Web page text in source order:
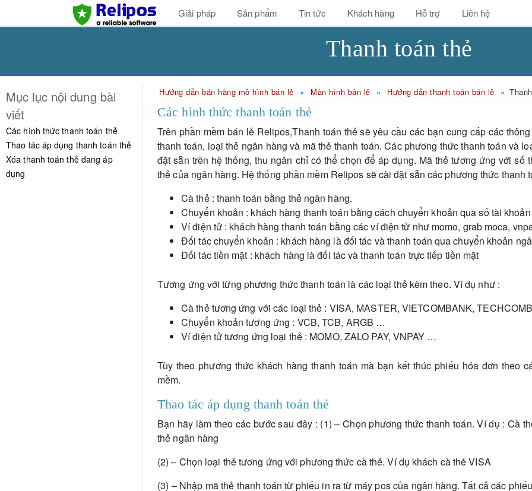
Giải pháp Sản phẩm Tin tức Khách hàng Hỗ trợ Liên hệ
Thanh toán thẻ
Mục lục nội dung bài
viết
Các hình thức thanh toán thẻ
Thao tác áp dụng thanh toán thẻ
Xóa thanh toán thẻ đang áp
dụng
Hướng dẫn bán hàng mô hình bán lẻ Màn hình bán lẻ Hướng dẫn thanh toán bán lẻ
Các hình thức thanh toán thẻ
Trên phần mềm bán lẻ Relipos,Thanh toán thẻ sẽ yêu cầu các bạn cung cấp các
thanh toán, loại thẻ ngân hàng và mã thẻ thanh toán. Các phương thức thanh toán và
đặt sẵn trên hệ thống, thu ngân chỉ có thể chọn để áp dụng. Mã thẻ tương ứng với số
thẻ của ngân hàng. Hệ thống phần mềm Relipos sẽ cài đặt sẵn các phương thức thanh
Cà thẻ : thanh toán bằng thẻ ngân hàng.
Chuyển khoản : khách hàng thanh toán bằng cách chuyển khoản qua số tài
Ví điện tử : khách hàng thanh toán bằng các ví điện tử như momo, grab moca,
Đối tác chuyển khoản : khách hàng là đối tác và thanh toán qua chuyển khoản
Đối tác tiền mặt : khách hàng là đối tác và thanh toán trực tiếp tiền mặt
Tương ứng với từng phương thức thanh toán là các loại thẻ kèm theo. Ví dụ như :
Cà thẻ tương ứng với các loại thẻ : VISA, MASTER, VIETCOMBANK,
Chuyển khoản tương ứng : VCB, TCB, ARGB …
Ví điện tử tương ứng loại thẻ : MOMO, ZALO PAY, VNPAY …
Tùy theo phương thức khách hàng thanh toán mà bạn kết thúc phiếu hóa đơn theo
mềm.
Thao tác áp dụng thanh toán thẻ
Bạn hãy làm theo các bước sau đây : (1) – Chọn phương thức thanh toán. Ví dụ : Cà
thẻ ngân hàng
(2) – Chọn loại thẻ tương ứng với phương thức cà thẻ. Ví dụ khách cà thẻ VISA
(3) – Nhập mã thẻ thanh toán từ phiếu in ra từ máy pos của ngân hàng. Tất cả các